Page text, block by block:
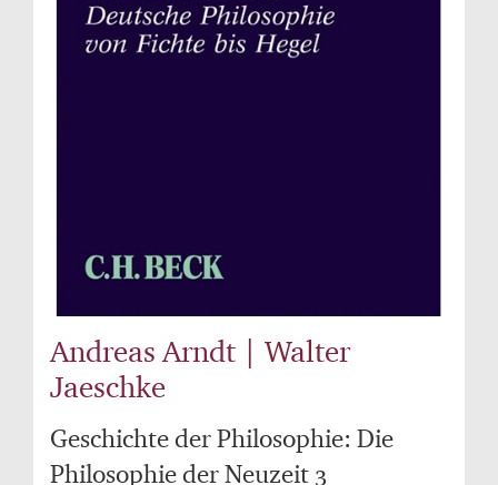
Andreas Arndt | Walter
Jaeschke
Geschichte der Philosophie: Die
Philosophie der Neuzeit 3